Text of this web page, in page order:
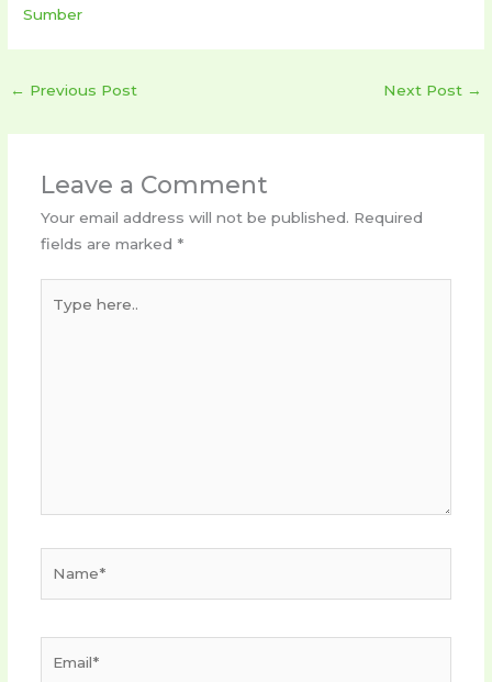
Sumber
← Previous Post Next Post →
Leave a Comment
Your email address will not be published. Required
fields are marked *
here..